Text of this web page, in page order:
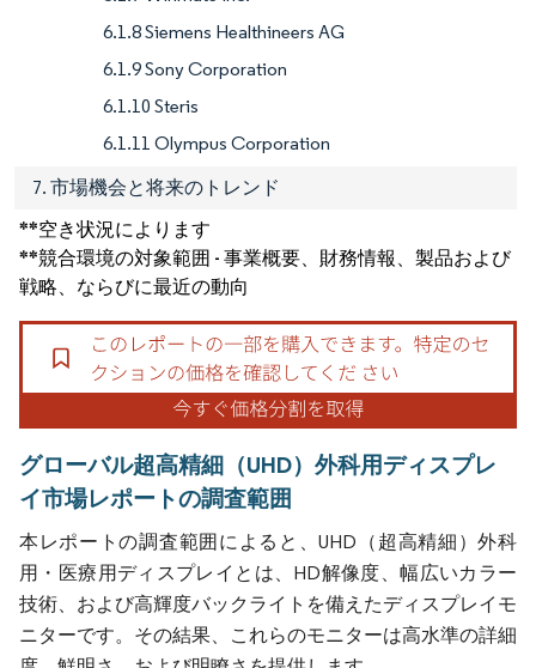
6.1.8 Siemens Healthineers AG
6.1.9 Sony Corporation
6.1.10 Steris
6.1.11 Olympus Corporation
7. 市場機会と将来のトレンド
**空き状況によります
**競合環境の対象範囲 - 事業概要、財務情報、製品および
戦略、ならびに最近の動向
グローバル超高精細（UHD）外科用ディスプレ
イ市場レポートの調査範囲
本レポートの調査範囲によると、UHD（超高精細）外科
用・医療用ディスプレイとは、HD解像度、幅広いカラー
技術、および高輝度バックライトを備えたディスプレイモ
ニターです。その結果、これらのモニターは高水準の詳細